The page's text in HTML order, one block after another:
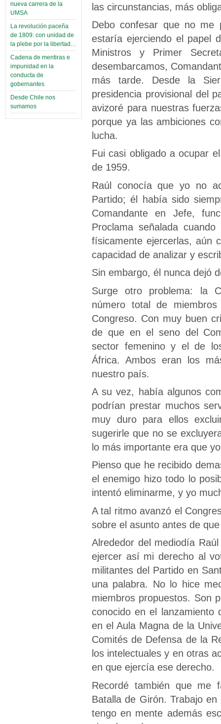
nueva carrera de la
UMSA
La revolución paceña
de 1809: con unidad de
la plebe por la libertad…
Cadena de mentiras e
impunidad en la
conducta de
gobernantes
Desde Chile nos
sumamos
las circunstancias, más
Debo confesar que no me
estaría ejerciendo el papel
Ministros y Primer
desembarcamos,
más tarde. Desde la
presidencia provisional del
avizoré para nuestras
porque ya las ambiciones
lucha.
Fui casi obligado a ocupar
de 1959.
Raúl conocía que yo no
Partido; él había sido
Comandante en Jefe,
Proclama señalada
físicamente ejercerlas, aún
capacidad de analizar y
Sin embargo, él nunca dejó
Surge otro problema: la
número total de
Congreso. Con muy buen
de que en el seno del
sector femenino y el de
África. Ambos eran los
nuestro país.
A su vez, había algunos
podrían prestar muchos
muy duro para ellos
sugerirle que no se
lo más importante era que
Pienso que he recibido
el enemigo hizo todo lo
intentó eliminarme, y yo
A tal ritmo avanzó el
sobre el asunto antes de
Alrededor del mediodía
ejercer así mi derecho al
militantes del Partido en
una palabra. No lo hice
miembros propuestos. Son
conocido en el lanzamiento
en el Aula Magna de la
Comités de Defensa de la
los intelectuales y en otras
en que ejercía ese derecho.
Recordé también que me
Batalla de Girón. Trabajo
tengo en mente además